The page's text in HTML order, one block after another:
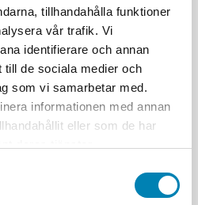
tillhandahålla funktioner
vår trafik. Vi
identifierare och annan
till de sociala medier och
som vi samarbetar med.
informationen med annan
eller som de har